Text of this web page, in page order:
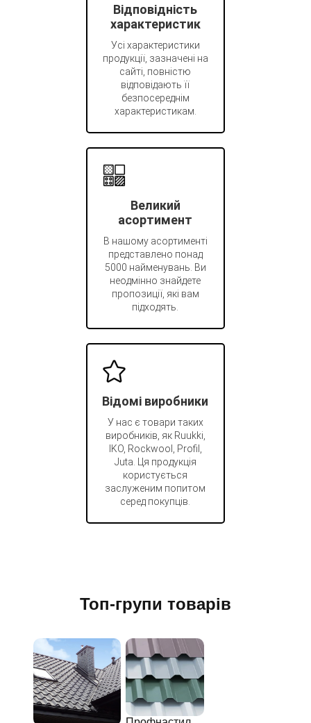
Відповідність
характеристик
Усі характеристики
продукції, зазначені на
сайті, повністю
відповідають її
безпосереднім
характеристикам.
Великий
асортимент
В нашому асортименті
представлено понад
5000 найменувань. Ви
неодмінно знайдете
пропозиції, які вам
підходять.
Відомі виробники
У нас є товари таких
виробників, як Ruukki,
IKO, Rockwool, Profil,
Juta. Ця продукція
користується
заслуженим попитом
серед покупців.
Топ-групи товарів